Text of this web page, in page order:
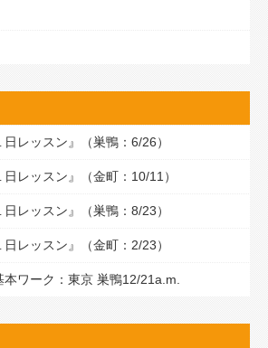
日レッスン』（巣鴨：6/26）
日レッスン』（金町：10/11）
日レッスン』（巣鴨：8/23）
日レッスン』（金町：2/23）
ワーク：東京 巣鴨12/21a.m.